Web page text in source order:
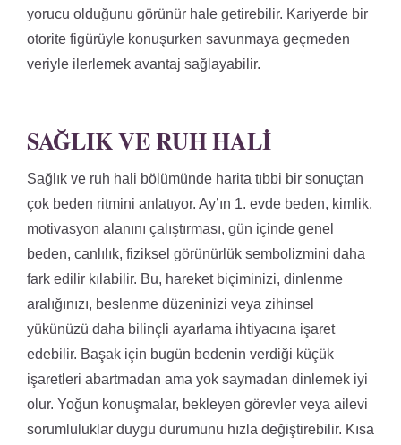
yorucu olduğunu görünür hale getirebilir. Kariyerde bir
otorite figürüyle konuşurken savunmaya geçmeden
veriyle ilerlemek avantaj sağlayabilir.
SAĞLIK VE RUH HALI
Sağlık ve ruh hali bölümünde harita tıbbi bir sonuçtan
çok beden ritmini anlatıyor. Ay’ın 1. evde beden, kimlik,
motivasyon alanını çalıştırması, gün içinde genel
beden, canlılık, fiziksel görünürlük sembolizmini daha
fark edilir kılabilir. Bu, hareket biçiminizi, dinlenme
aralığınızı, beslenme düzeninizi veya zihinsel
yükünüzü daha bilinçli ayarlama ihtiyacına işaret
edebilir. Başak için bugün bedenin verdiği küçük
işaretleri abartmadan ama yok saymadan dinlemek iyi
olur. Yoğun konuşmalar, bekleyen görevler veya ailevi
sorumluluklar duygu durumunu hızla değiştirebilir. Kısa